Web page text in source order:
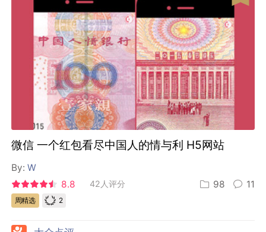
微信 一个红包看尽中国人的情与利 H5网站
By:W
8.8
42人评分 98 11
周精选 2